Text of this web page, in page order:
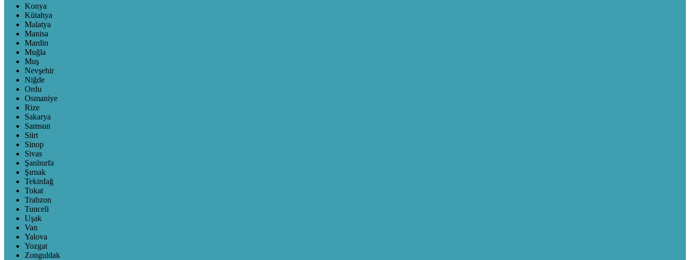
Konya
Kütahya
Malatya
Manisa
Mardin
Muğla
Muş
Nevşehir
Niğde
Ordu
Osmaniye
Rize
Sakarya
Samsun
Siirt
Sinop
Sivas
Şanlıurfa
Şırnak
Tekirdağ
Tokat
Trabzon
Tunceli
Uşak
Van
Yalova
Yozgat
Zonguldak